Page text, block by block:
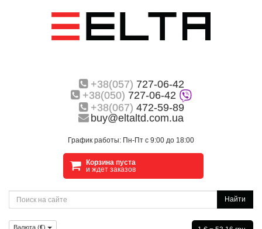
+38(057) 727-06-42
+38(050) 727-06-42
+38(067) 472-59-89
buy@eltaltd.com.ua
График работы: Пн-Пт с 9:00 до 18:00
Корзина пуста
и ждет заказов
Найти
Валюта (€)